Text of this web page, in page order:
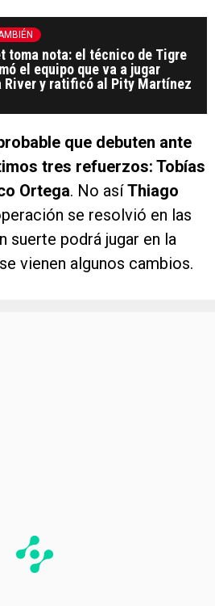
toma nota: el técnico de Tigre
el equipo que va a jugar
River y ratificó al Pity Martínez
que debuten ante
tres refuerzos: Tobías
Ortega. No asíThiago
se resolvió en las
suerte podrá jugar en la
vienen algunos cambios.